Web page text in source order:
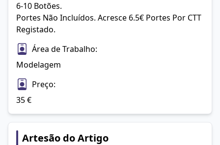
6-10 Botões.
Portes Não Incluídos. Acresce 6.5€ Portes Por CTT
Registado.
Área de Trabalho:
Modelagem
Preço:
35€
Artesão do Artigo